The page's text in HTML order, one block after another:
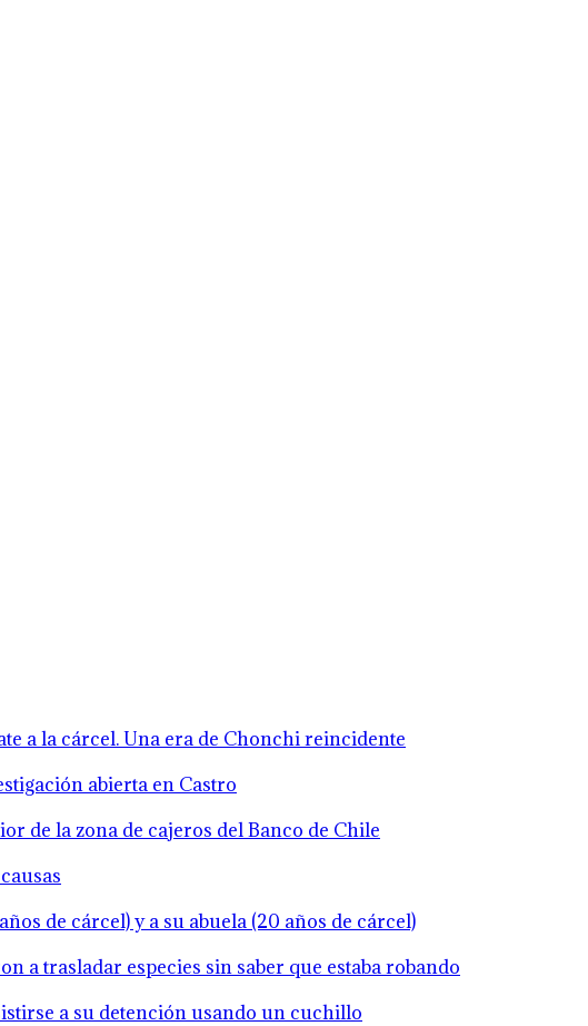
a la cárcel. Una era de Chonchi reincidente
abierta en Castro
de la zona de cajeros del Banco de Chile
de cárcel) y a su abuela (20 años de cárcel)
a trasladar especies sin saber que estaba robando
a su detención usando un cuchillo